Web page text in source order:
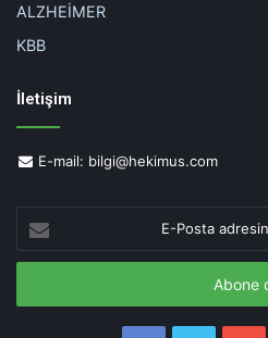
ALZHEİMER
KBB
İletişim
E-mail: bilgi@hekimus.com
Posta
adresinizi